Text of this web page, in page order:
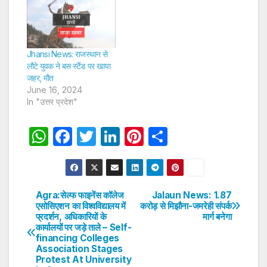
Jhansi News: राजस्थान से
लौटे युवक ने बस स्टैंड पर खाया
जहर, मौत
June 16, 2024
In "उत्तर प्रदेश"
W
s
A
p
p
F
a
c
e
b
o
o
T
w
itt
er
Li
n
k
e
dI
n
Pi
nt
er
e
st
h
ar
e
Post
navigation
Jalaun News: 1.87
करोड़ से मिझौना-जमरेही संपर्क
मार्ग बनेगा
Agra:सेल्फ फाइनेंस कॉलेज
एसोसिएशन का विश्वविद्यालय में
प्रदर्शन, अधिकारियों के
कार्यालयों पर जड़े ताले – Self-
financing Colleges
Association Stages
Protest At University